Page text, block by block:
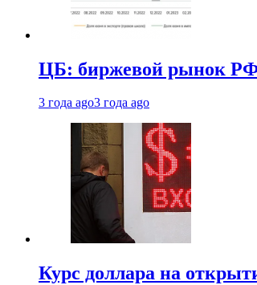
ЦБ: биржевой рынок РФ
3 года ago3 года ago
Курс доллара на